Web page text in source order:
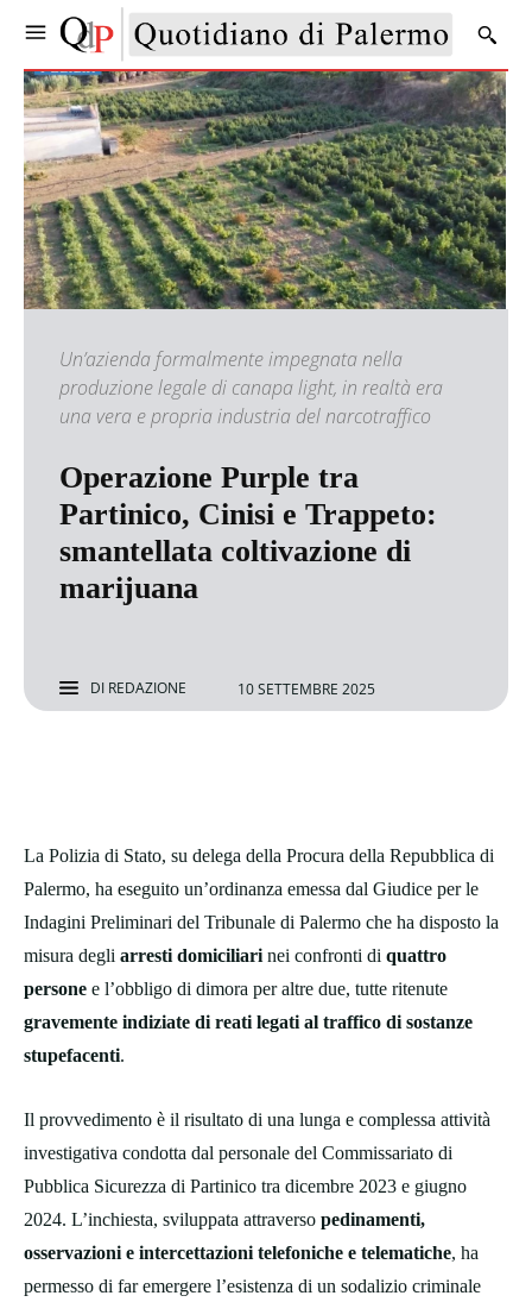
Un’azienda formalmente impegnata nella
produzione legale di canapa light, in realtà era
una vera e propria industria del narcotraffico
Operazione Purple tra
Partinico, Cinisi e Trappeto:
smantellata coltivazione di
marijuana
DI REDAZIONE 10 SETTEMBRE 2025
La Polizia di Stato, su delega della Procura della Repubblica di
Palermo, ha eseguito un’ordinanza emessa dal Giudice per le
Indagini Preliminari del Tribunale di Palermo che ha disposto la
misura degli arresti domiciliari nei confronti di quattro
persone e l’obbligo di dimora per altre due, tutte ritenute
gravemente indiziate di reati legati al traffico di sostanze
stupefacenti.
Il provvedimento è il risultato di una lunga e complessa attività
investigativa condotta dal personale del Commissariato di
Pubblica Sicurezza di Partinico tra dicembre 2023 e giugno
2024. L’inchiesta, sviluppata attraverso pedinamenti,
osservazioni e intercettazioni telefoniche e telematiche, ha
permesso di far emergere l’esistenza di un sodalizio criminale